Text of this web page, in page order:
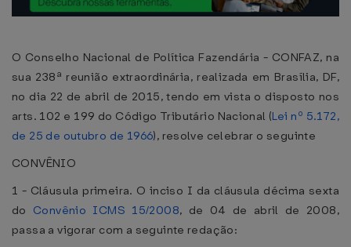
O Conselho Nacional de Política Fazendária - CONFAZ, na
sua 238ª reunião extraordinária, realizada em Brasília, DF,
no dia 22 de abril de 2015, tendo em vista o disposto nos
arts. 102 e 199 do Código Tributário Nacional (Lei nº 5.172,
de 25 de outubro de 1966), resolve celebrar o seguinte
CONVÊNIO
1 - Cláusula primeira. O inciso I da cláusula décima sexta
do Convênio ICMS 15/2008, de 04 de abril de 2008,
passa a vigorar com a seguinte redação: